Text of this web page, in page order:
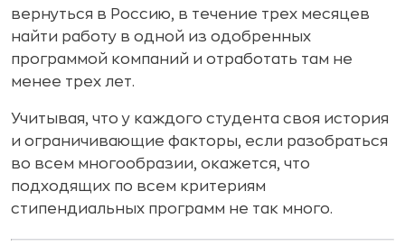
вернуться в Россию, в течение трех месяцев
найти работу в одной из одобренных
программой компаний и отработать там не
менее трех лет.
Учитывая, что у каждого студента своя история
и ограничивающие факторы, если разобраться
во всем многообразии, окажется, что
подходящих по всем критериям
стипендиальных программ не так много.